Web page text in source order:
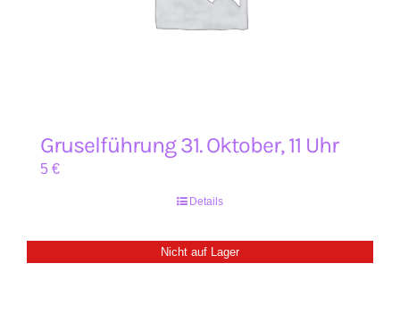
Gruselführung 31. Oktober, 11 Uhr
5 €
Details
Nicht auf Lager